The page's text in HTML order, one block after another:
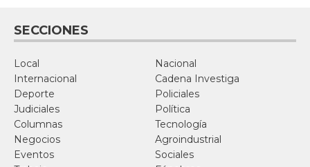
SECCIONES
Local
Nacional
Internacional
Cadena Investiga
Deporte
Policiales
Judiciales
Política
Columnas
Tecnología
Negocios
Agroindustrial
Eventos
Sociales